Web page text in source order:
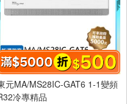
元MA/MS28IC-GAT6 1-1變頻
冷專精品